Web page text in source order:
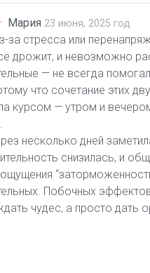
Мария 23 июня, 2025 год
за стресса или
дрожит, и невозможно
— не всегда
что сочетание этих
курсом — утром и
несколько дней
снизилась, и
Побочных
чудес, а просто дать